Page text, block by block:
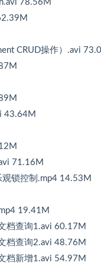
78.56M
CRUD操作）.avi
43.64M
71.16M
锁控制.mp4 14.53M
19.41M
档查询1.avi 60.17M
档查询2.avi 48.76M
档新增1.avi 54.97M